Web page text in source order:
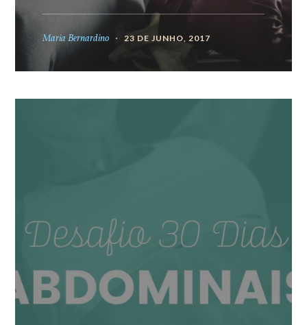
Maria Bernardino 23 DE JUNHO, 2017